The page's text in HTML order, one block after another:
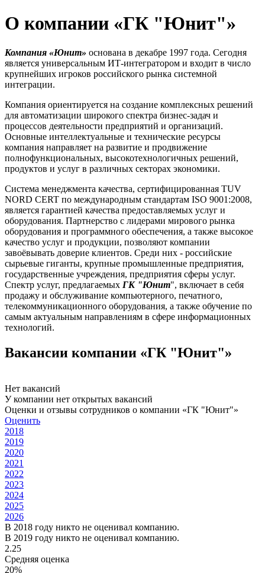
О компании «ГК "Юнит"»
Компания «Юнит» основана в декабре 1997 года. Сегодня
является универсальным ИТ-интегратором и входит в число
крупнейших игроков российского рынка системной
интеграции.
Компания ориентируется на создание комплексных решений
для автоматизации широкого спектра бизнес-задач и
процессов деятельности предприятий и организаций.
Основные интеллектуальные и технические ресурсы
компания направляет на развитие и продвижение
полнофункциональных, высокотехнологичных решений,
продуктов и услуг в различных секторах экономики.
Система менеджмента качества, сертифицированная TUV
NORD CERT по международным стандартам ISO 9001:2008,
является гарантией качества предоставляемых услуг и
оборудования. Партнерство с лидерами мирового рынка
оборудования и программного обеспечения, а также высокое
качество услуг и продукции, позволяют компании
завоёвывать доверие клиентов. Среди них - российские
сырьевые гиганты, крупные промышленные предприятия,
государственные учреждения, предприятия сферы услуг.
Спектр услуг, предлагаемых ГК "Юнит", включает в себя
продажу и обслуживание компьютерного, печатного,
телекоммуникационного оборудования, а также обучение по
самым актуальным направлениям в сфере информационных
технологий.
Вакансии компании «ГК "Юнит"»
Нет вакансий
У компании нет открытых вакансий
Оценки и отзывы сотрудников о компании «ГК "Юнит"»
Оценить
2018
2019
2020
2021
2022
2023
2024
2025
2026
В 2018 году никто не оценивал компанию.
В 2019 году никто не оценивал компанию.
2.25
Средняя оценка
20%